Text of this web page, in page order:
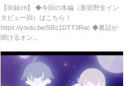
【街録ch】 ◆今回の本編（新宿野生イン
タビュー回）はこちら！
https://youtu.be/SRc1DTT3Rac ◆裏話が
聞けるオン...